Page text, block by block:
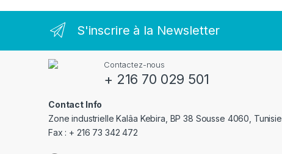
S'inscrire à la Newsletter
Contactez-nous
+ 216 70 029 501
Contact Info
Zone industrielle Kalâa Kebira, BP 38 Sousse 4060, Tunisie
Fax : + 216 73 342 472